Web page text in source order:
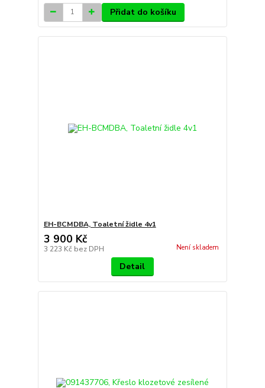
Přidat do košíku
EH-BCMDBA, Toaletní židle 4v1
3 900 Kč
3 223 Kč bez DPH Není skladem
Detail